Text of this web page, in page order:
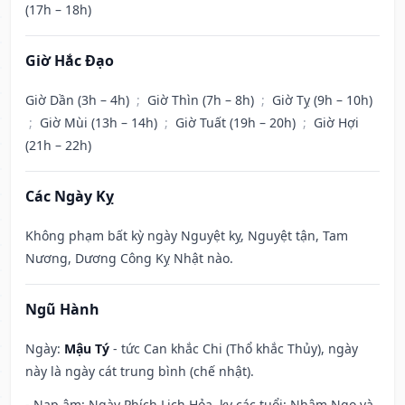
(17h – 18h)
Giờ Hắc Đạo
Giờ Dần (3h – 4h) ; Giờ Thìn (7h – 8h) ; Giờ Tỵ (9h – 10h)
; Giờ Mùi (13h – 14h) ; Giờ Tuất (19h – 20h) ; Giờ Hợi
(21h – 22h)
Các Ngày Kỵ
Không phạm bất kỳ ngày Nguyệt kỵ, Nguyệt tận, Tam
Nương, Dương Công Kỵ Nhật nào.
Ngũ Hành
Ngày: Mậu Tý - tức Can khắc Chi (Thổ khắc Thủy), ngày
này là ngày cát trung bình (chế nhật).